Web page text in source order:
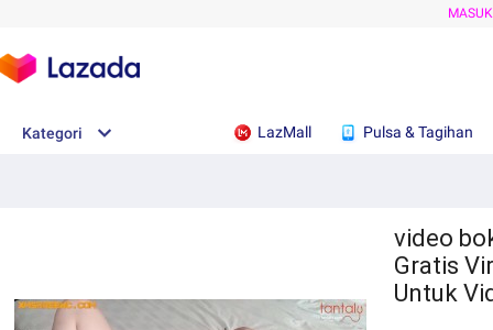
Kategori LazMall Pulsa & Tagihan
video
Gratis
Untuk